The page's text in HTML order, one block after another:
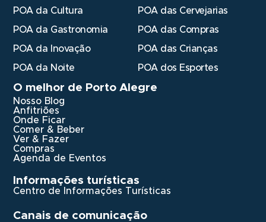
POA da Cultura
POA da Gastronomia
POA da Inovação
POA da Noite
POA das Cervejarias
POA das Compras
POA das Crianças
POA dos Esportes
O melhor de Porto Alegre
Nosso Blog
Anfitriões
Onde Ficar
Comer & Beber
Ver & Fazer
Compras
Agenda de Eventos
Informações turísticas
Centro de Informações Turísticas
Canais de comunicação